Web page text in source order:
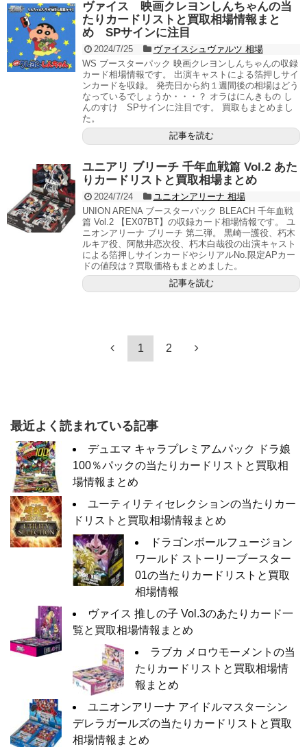
ヴァイス 映画クレヨンしんちゃんの当
たりカードリストと買取相場情報まと
め SPサインに注目
2024/7/25
ヴァイスシュヴァルツ 相場
WS ブースターパック 映画クレヨンしんちゃんの収録
カード相場情報です。 出演キャストによる箔押しサイ
ンカードを収録。 発売日から約１週間後の相場はどう
なっているでしょうか・・・？ オラはにんきもの し
んのすけ SPサインに注目です。 買取もまとめまし
た。
記事を読む
ユニアリ ブリーチ 千年血戦篇 Vol.2 あた
りカードリストと買取相場まとめ
2024/7/24
ユニオンアリーナ 相場
UNION ARENA ブースターパック BLEACH 千年血戦
篇 Vol.2 【EX07BT】の収録カード相場情報です。 ユ
ニオンアリーナ ブリーチ 第二弾。 黒崎一護役、朽木
ルキア役、阿散井恋次役、朽木白哉役の出演キャスト
による箔押しサインカードやシリアルNo.限定APカー
ドの値段は？買取価格もまとめました。
記事を読む
1 2
最近よく読まれている記事
デュエマ キャラプレミアムパック ドラ娘
100％パックの当たりカードリストと買取相
場情報まとめ
ユーティリティセレクションの当たりカー
ドリストと買取相場情報まとめ
ドラゴンボールフュージョン
ワールド ストーリーブースター
01の当たりカードリストと買取
相場情報
ヴァイス 推しの子 Vol.3のあたりカード一
覧と買取相場情報まとめ
ラブカ メロウモーメントの当
たりカードリストと買取相場情
報まとめ
ユニオンアリーナ アイドルマスターシン
デレラガールズの当たりカードリストと買取
相場情報まとめ